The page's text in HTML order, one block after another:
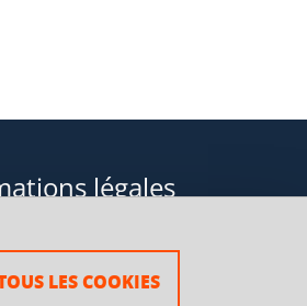
LES COOKIES
légales